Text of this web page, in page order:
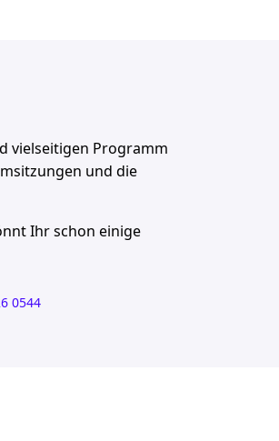
vielseitigen Programm
und die
Ihr schon einige